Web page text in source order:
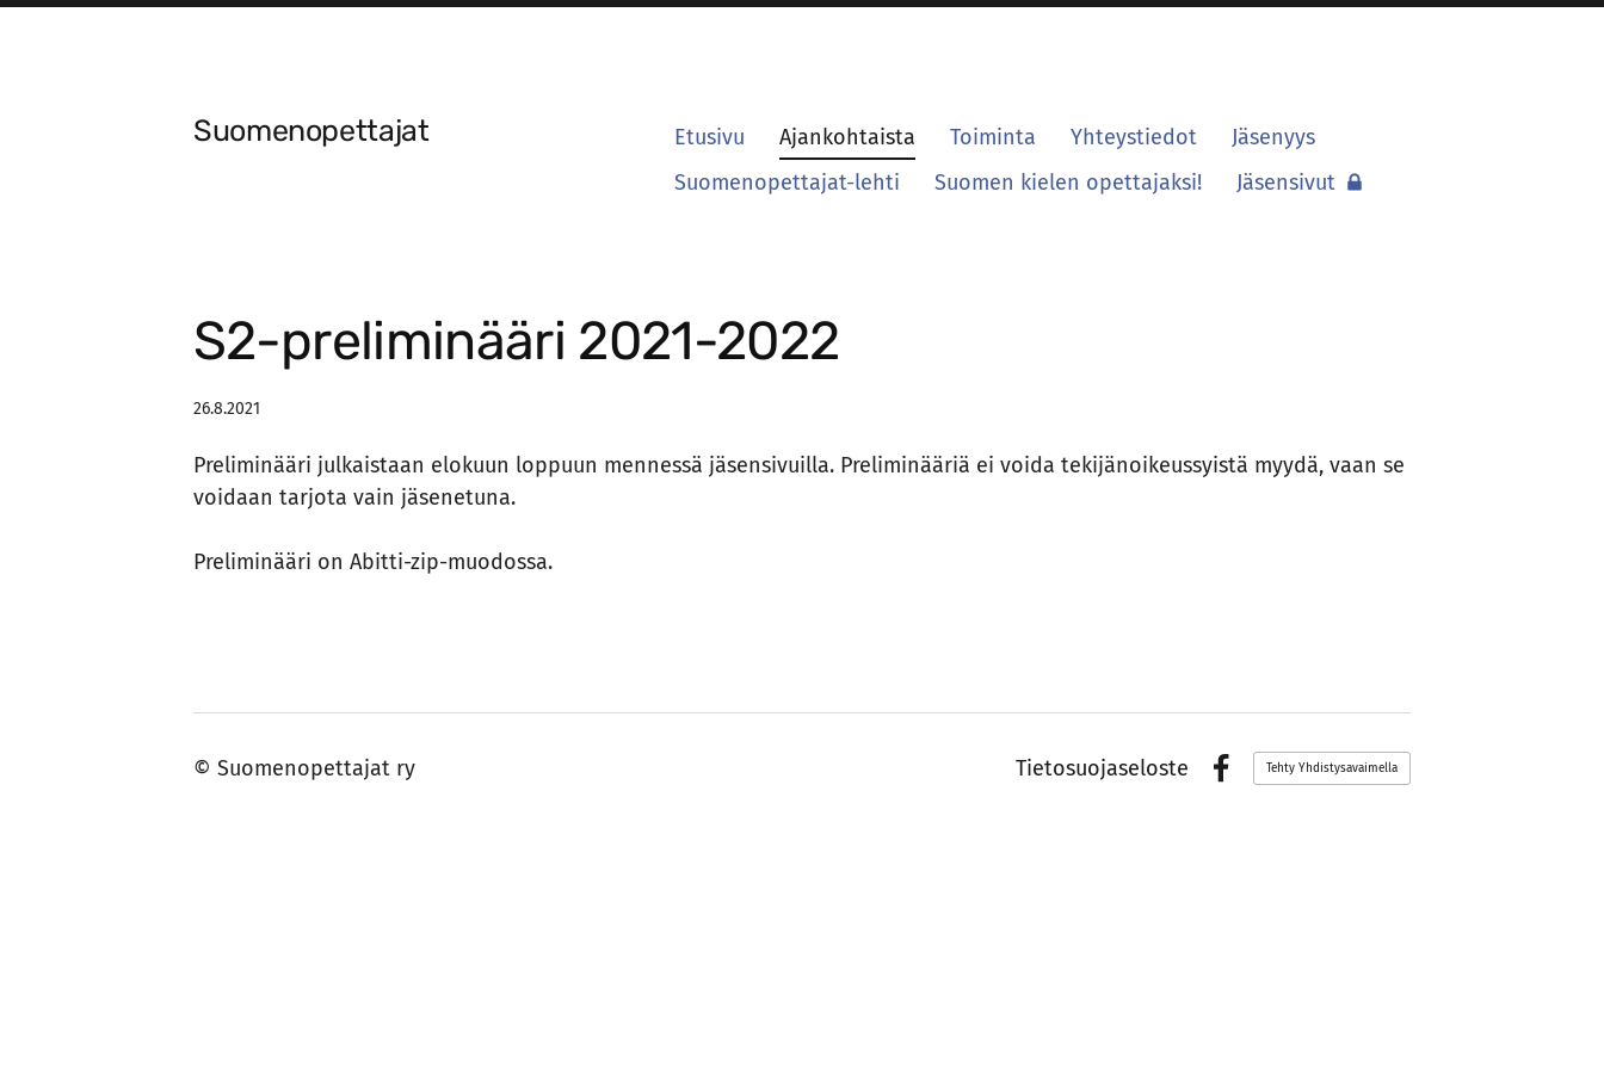
Suomenopettajat Etusivu Ajankohtaista Toiminta Yhteystiedot
Jäsenyys
Suomenopettajat-lehti
Suomen kielen opettajaksi! Jäsensivut
S2-preliminääri 2021-2022
26.8.2021
Preliminääri julkaistaan elokuun loppuun mennessä jäsensivuilla. Preliminääriä ei voida tekijänoikeussyistä myydä, vaan se
voidaan tarjota vain jäsenetuna.
Preliminääri on Abitti-zip-muodossa.
© Suomenopettajat ry
Tietosuojaseloste
Facebook
Tehty Yhdistysavaimella